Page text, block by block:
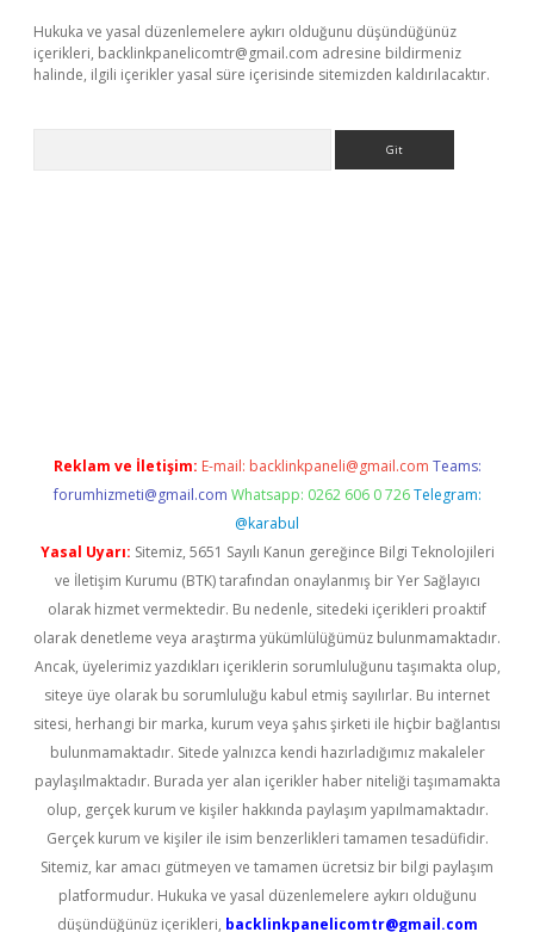
Hukuka ve yasal düzenlemelere aykırı olduğunu düşündüğünüz
içerikleri, backlinkpanelicomtr@gmail.com adresine bildirmeniz
halinde, ilgili içerikler yasal süre içerisinde sitemizden kaldırılacaktır.
Reklam ve İletişim: E-mail: backlinkpaneli@gmail.com Teams:
forumhizmeti@gmail.com Whatsapp: 0262 606 0 726 Telegram:
@karabul
Yasal Uyarı: Sitemiz, 5651 Sayılı Kanun gereğince Bilgi Teknolojileri
ve İletişim Kurumu (BTK) tarafından onaylanmış bir Yer Sağlayıcı
olarak hizmet vermektedir. Bu nedenle, sitedeki içerikleri proaktif
olarak denetleme veya araştırma yükümlülüğümüz bulunmamaktadır.
Ancak, üyelerimiz yazdıkları içeriklerin sorumluluğunu taşımakta olup,
siteye üye olarak bu sorumluluğu kabul etmiş sayılırlar. Bu internet
sitesi, herhangi bir marka, kurum veya şahıs şirketi ile hiçbir bağlantısı
bulunmamaktadır. Sitede yalnızca kendi hazırladığımız makaleler
paylaşılmaktadır. Burada yer alan içerikler haber niteliği taşımamakta
olup, gerçek kurum ve kişiler hakkında paylaşım yapılmamaktadır.
Gerçek kurum ve kişiler ile isim benzerlikleri tamamen tesadüfidir.
Sitemiz, kar amacı gütmeyen ve tamamen ücretsiz bir bilgi paylaşım
platformudur. Hukuka ve yasal düzenlemelere aykırı olduğunu
düşündüğünüz içerikleri, backlinkpanelicomtr@gmail.com